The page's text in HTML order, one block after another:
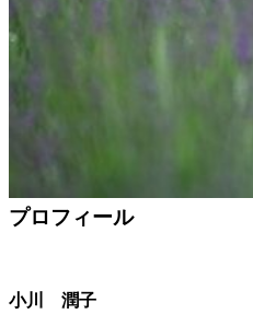
プロフィール
小川 潤子